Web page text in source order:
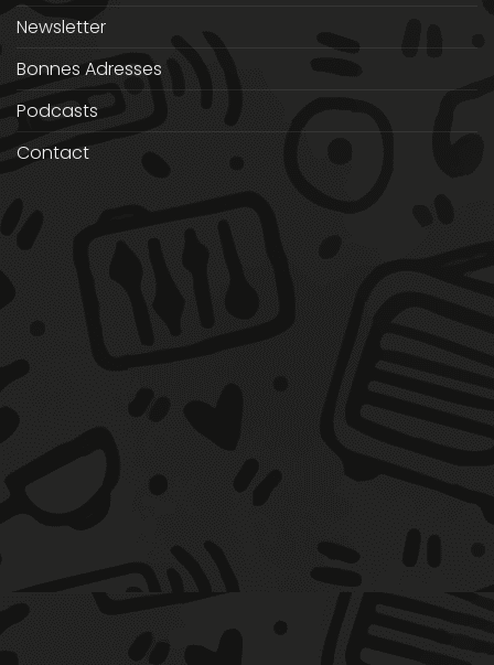
Newsletter
Bonnes Adresses
Podcasts
Contact